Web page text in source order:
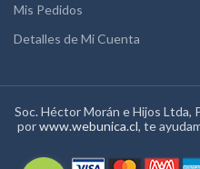
Mis Pedidos
Detalles de Mi Cuenta
Soc. Héctor Morán e Hijos
porwww.webunica.cl, te